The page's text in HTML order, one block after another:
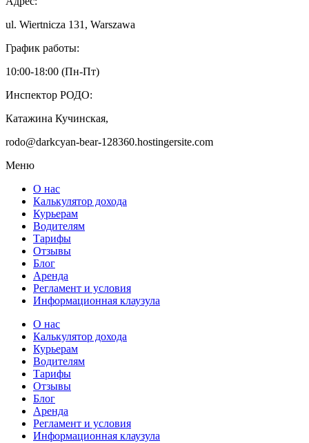
ul. Wiertnicza 131, Warszawa
График работы:
10:00-18:00 (Пн-Пт)
Инспектор РОДО:
Катажина Кучинская,
rodo@darkcyan-bear-128360.hostingersite.com
Меню
О нас
Калькулятор дохода
Курьерам
Водителям
Тарифы
Отзывы
Блог
Аренда
Регламент и условия
Информационная клаузула
О нас
Калькулятор дохода
Курьерам
Водителям
Тарифы
Отзывы
Блог
Аренда
Регламент и условия
Информационная клаузула